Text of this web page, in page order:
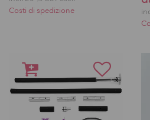
Costi di spedizione